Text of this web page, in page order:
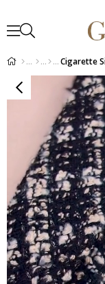
Cigarette